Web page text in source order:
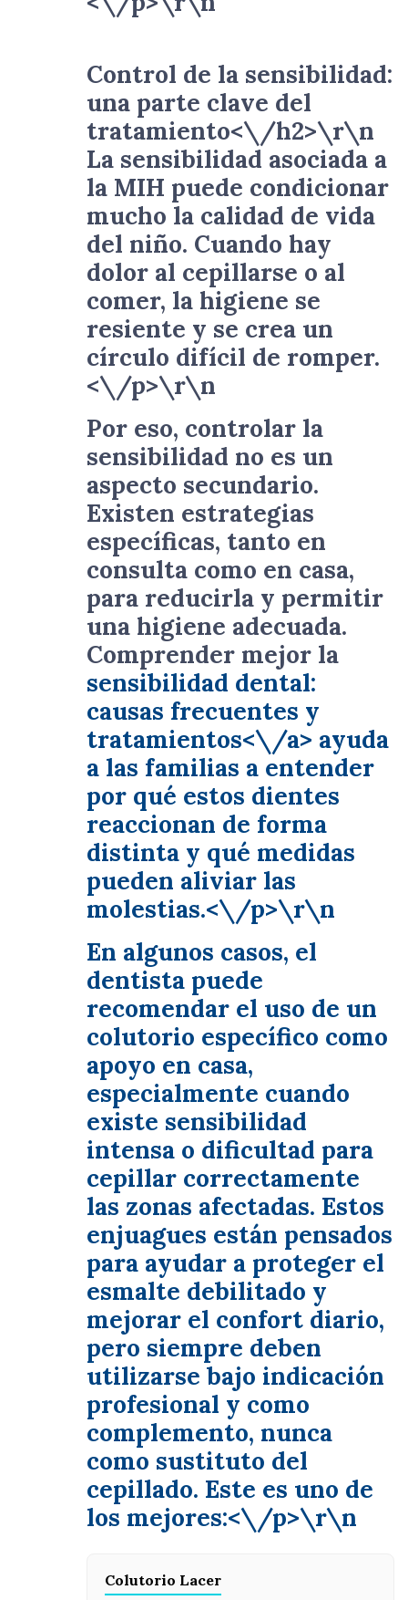
Control de la sensibilidad:
una parte clave del
tratamiento<\/h2>\r\n
La sensibilidad asociada a
la MIH puede condicionar
mucho la calidad de vida
del niño. Cuando hay
dolor al cepillarse o al
comer, la higiene se
resiente y se crea un
círculo difícil de romper.
<\/p>\r\n
Por eso, controlar la
sensibilidad no es un
aspecto secundario.
Existen estrategias
específicas, tanto en
consulta como en casa,
para reducirla y permitir
una higiene adecuada.
Comprender mejor la
sensibilidad dental:
causas frecuentes y
tratamientos<\/a> ayuda
a las familias a entender
por qué estos dientes
reaccionan de forma
distinta y qué medidas
pueden aliviar las
molestias.<\/p>\r\n
En algunos casos, el
dentista puede
recomendar el uso de un
colutorio específico como
apoyo en casa,
especialmente cuando
existe sensibilidad
intensa o dificultad para
cepillar correctamente
las zonas afectadas. Estos
enjuagues están pensados
para ayudar a proteger el
esmalte debilitado y
mejorar el confort diario,
pero siempre deben
utilizarse bajo indicación
profesional y como
complemento, nunca
como sustituto del
cepillado. Este es uno de
los mejores:<\/p>\r\n
Colutorio Lacer